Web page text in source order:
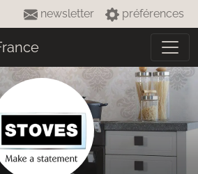
newsletter préférences